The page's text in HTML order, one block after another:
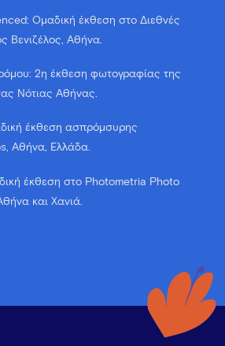
Ομαδική έκθεση στο Διεθνές
Βενιζέλος, Αθήνα.
2η έκθεση φωτογραφίας της
Νότιας Αθήνας.
έκθεση ασπρόμσυρης
Αθήνα, Ελλάδα.
έκθεση στο Photometria Photo
και Χανιά.